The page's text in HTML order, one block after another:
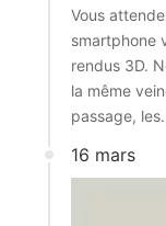
Vous
smartphone
rendus 3D.
la même
passage,
16 mars